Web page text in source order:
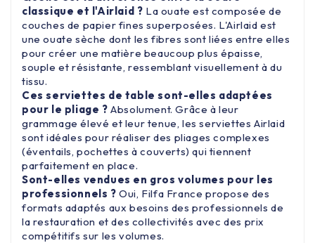
classique et l'Airlaid ? La ouate est composée de
couches de papier fines superposées. L'Airlaid est
une ouate sèche dont les fibres sont liées entre elles
pour créer une matière beaucoup plus épaisse,
souple et résistante, ressemblant visuellement à du
tissu.
Ces serviettes de table sont-elles adaptées
pour le pliage ? Absolument. Grâce à leur
grammage élevé et leur tenue, les serviettes Airlaid
sont idéales pour réaliser des pliages complexes
(éventails, pochettes à couverts) qui tiennent
parfaitement en place.
Sont-elles vendues en gros volumes pour les
professionnels ? Oui, Filfa France propose des
formats adaptés aux besoins des professionnels de
la restauration et des collectivités avec des prix
compétitifs sur les volumes.